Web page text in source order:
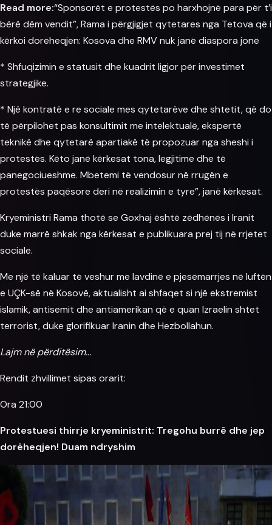
Read more:“Sponsorët e protestës po harxhojnë para për t’i
bërë dëm vendit”, Rama i përgjigjet qytetares nga Tetova që i
kërkoi dorëheqjen: Kosova dhe RMV nuk janë diaspora jonë
* Shfuqizimin e statusit dhe kuadrit ligjor për investimet
strategjike.
* Një kontratë e re sociale mes qytetarëve dhe shtetit, që do
të përpilohet pas konsultimit me intelektualë, ekspertë
teknikë dhe qytetarë apartiakë të propozuar nga sheshi i
protestës. Këto janë kërkesat tona, legjitime dhe të
panegociueshme. Mbetemi të vendosur në rrugën e
protestës paqësore deri në realizimin e tyre”, janë kërkesat.
Kryeministri Rama thotë se Goxhaj është zëdhënës i Iranit
duke marrë shkak nga kërkesat e publikuara prej tij në rrjetet
sociale.
Me një të kaluar të veshur me lavdinë e pjesëmarrjes në luftën
e UÇK-së në Kosovë, aktualisht ai shfaqet si një ekstremist
islamik, antisemit dhe antiamerikan që e quan Izraelin shtet
terrorist, duke glorifikuar Iranin dhe Hezbollahun.
Lajm në përditësim…
Rendit zhvillimet sipas orarit:
Ora 21:00
Protestuesi thirrje kryeministrit: Tregohu burrë dhe jep
dorëheqjen! Duam ndryshim